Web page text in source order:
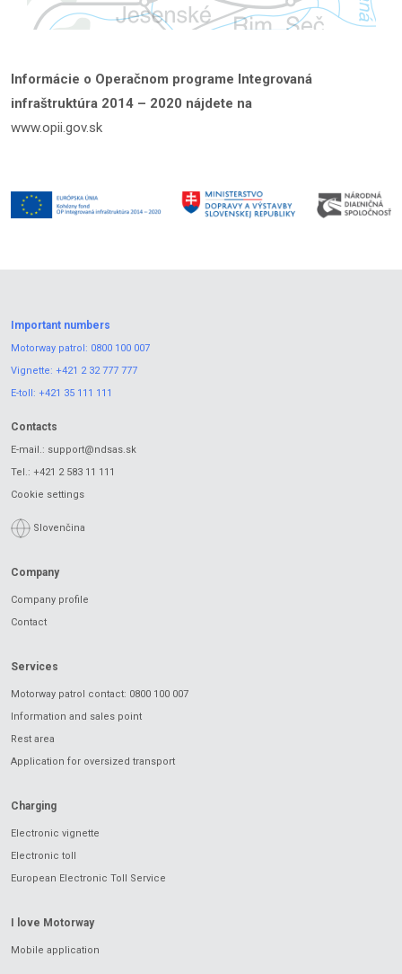
Informácie o Operačnom programe Integrovaná
infraštruktúra 2014 – 2020 nájdete na
www.opii.gov.sk
Important numbers
Motorway patrol: 0800 100 007
Vignette: +421 2 32 777 777
E-toll: +421 35 111 111
Contacts
E-mail.: support@ndsas.sk
Tel.: +421 2 583 11 111
Cookie settings
Slovenčina
Company
Company profile
Contact
Services
Motorway patrol contact: 0800 100 007
Information and sales point
Rest area
Application for oversized transport
Charging
Electronic vignette
Electronic toll
European Electronic Toll Service
I love Motorway
Mobile application